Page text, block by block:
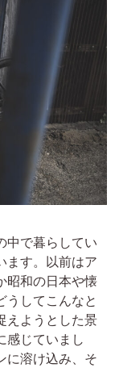
中で暮らしてい
ます。以前はア
昭和の日本や懐
うしてこんなと
えようとした景
感じていまし
に溶け込み、そ